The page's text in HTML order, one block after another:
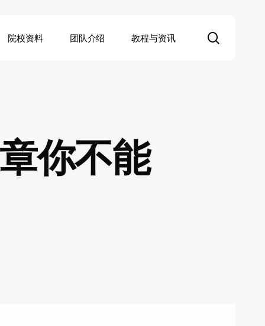
院校资料 团队介绍 教程与资讯
你不能